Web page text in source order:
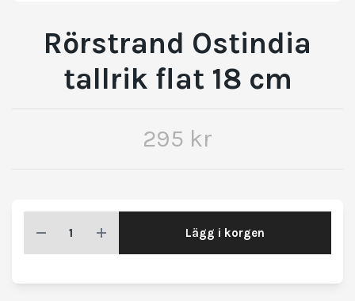
Rörstrand Ostindia
tallrik flat 18 cm
295 kr
Lägg i korgen